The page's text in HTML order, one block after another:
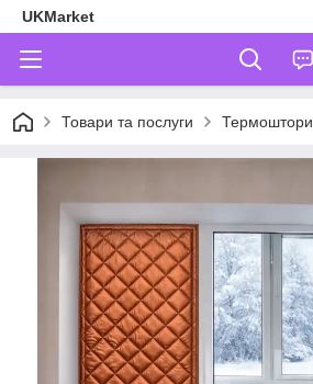
UKMarket
Товари та послуги Термоштори